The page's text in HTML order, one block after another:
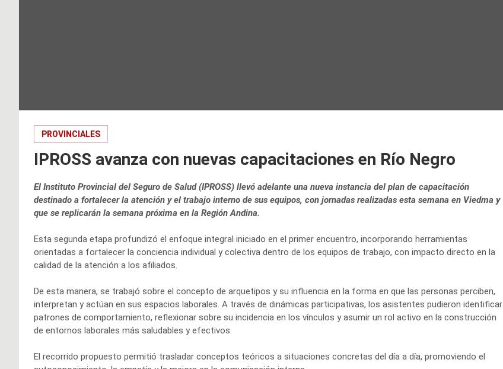
PROVINCIALES
IPROSS avanza con nuevas capacitaciones en Río Negro
El Instituto Provincial del Seguro de Salud (IPROSS) llevó adelante una nueva instancia del plan de capacitación
destinado a fortalecer la atención y el trabajo interno de sus equipos, con jornadas realizadas esta semana en Viedma y
que se replicarán la semana próxima en la Región Andina.
Esta segunda etapa profundizó el enfoque integral iniciado en el primer encuentro, incorporando herramientas
orientadas a fortalecer la conciencia individual y colectiva dentro de los equipos de trabajo, con impacto directo en la
calidad de la atención a los afiliados.
De esta manera, se trabajó sobre el concepto de arquetipos y su influencia en la forma en que las personas perciben,
interpretan y actúan en sus espacios laborales. A través de dinámicas participativas, los asistentes pudieron identificar
patrones de comportamiento, reflexionar sobre su incidencia en los vínculos y asumir un rol activo en la construcción
de entornos laborales más saludables y efectivos.
El recorrido propuesto permitió trasladar conceptos teóricos a situaciones concretas del día a día, promoviendo el